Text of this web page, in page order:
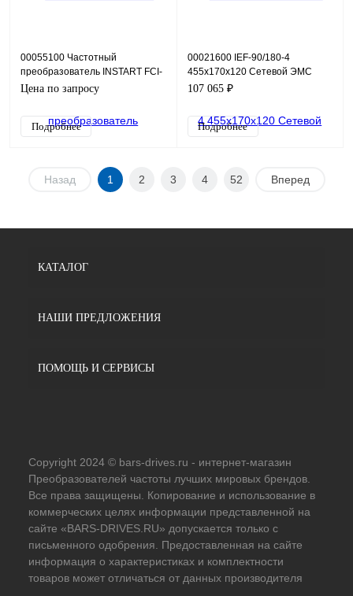
00055100 Частотный
преобразователь INSTART FCI-
G110/P132-6, 380В, 110кВт,
Цена по запросу
Подробнее
00021600 IEF-90/180-4
455х170х120 Сетевой ЭМС
фильтр
107 065 ₽
Подробнее
Назад 1 2 3 4 52 Вперед
КАТАЛОГ
НАШИ ПРЕДЛОЖЕНИЯ
ПОМОЩЬ И СЕРВИСЫ
Copyright 2024 © bars-drives.ru - интернет-магазин
Преобразователей частоты лучших мировых брендов.
Все права защищены. Копирование и использование в
коммерческих целях информации представленной на
сайте «BARS-DRIVES.RU» допускается только с
письменного одобрения. Предоставленная на сайте
информация о характеристиках и комплектности
товаров может отличаться от данных производителя